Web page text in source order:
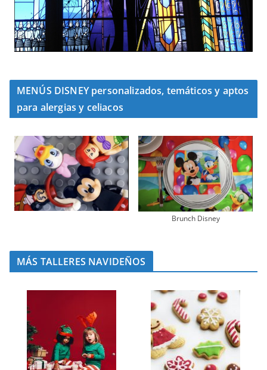
MENÚS DISNEY personalizados, temáticos y aptos
para alergias y celiacos
Brunch Disney
MÁS TALLERES NAVIDEÑOS